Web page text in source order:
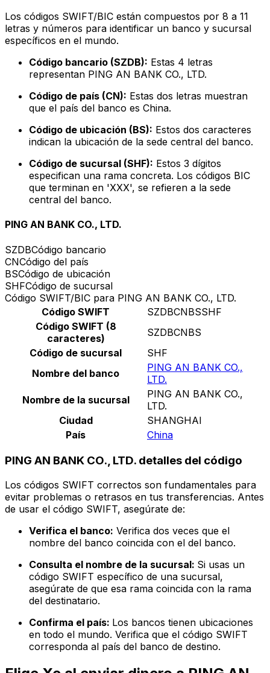
Los códigos SWIFT/BIC están compuestos por 8 a 11
letras y números para identificar un banco y sucursal
específicos en el mundo.
Código bancario (SZDB): Estas 4 letras
representan PING AN BANK CO., LTD.
Código de país (CN): Estas dos letras muestran
que el país del banco es China.
Código de ubicación (BS): Estos dos caracteres
indican la ubicación de la sede central del banco.
Código de sucursal (SHF): Estos 3 dígitos
especifican una rama concreta. Los códigos BIC
que terminan en 'XXX', se refieren a la sede
central del banco.
PING AN BANK CO., LTD.
SZDBCódigo bancario
CNCódigo del país
BSCódigo de ubicación
SHFCódigo de sucursal
Código SWIFT/BIC para PING AN BANK CO., LTD.
Código SWIFT
SZDBCNBSSHF
Código SWIFT (8
caracteres)
SZDBCNBS
Código de sucursal
SHF
Nombre del banco
PING AN BANK CO.,
LTD.
Nombre de la sucursal
PING AN BANK CO.,
LTD.
Ciudad
SHANGHAI
País
China
PING AN BANK CO., LTD. detalles del código
Los códigos SWIFT correctos son fundamentales para
evitar problemas o retrasos en tus transferencias. Antes
de usar el código SWIFT, asegúrate de:
Verifica el banco: Verifica dos veces que el
nombre del banco coincida con el del banco.
Consulta el nombre de la sucursal: Si usas un
código SWIFT específico de una sucursal,
asegúrate de que esa rama coincida con la rama
del destinatario.
Confirma el país: Los bancos tienen ubicaciones
en todo el mundo. Verifica que el código SWIFT
corresponda al país del banco de destino.